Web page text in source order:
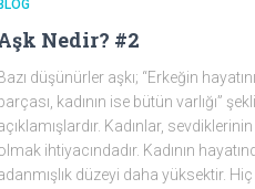
BLOG
Nedir? #2
Bazı düşünürler aşkı; “Erkeğin
kadının ise bütün varlığı”
Kadınlar,
ihtiyacındadır. Kadının
düzeyi daha yüksektir. Hiç